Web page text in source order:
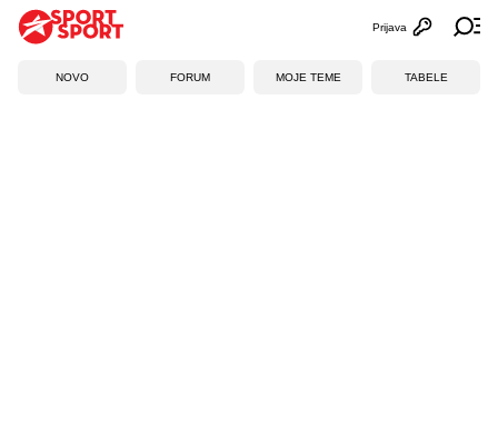
Otvori
Prijava
NOVO FORUM MOJE TEME TABELE